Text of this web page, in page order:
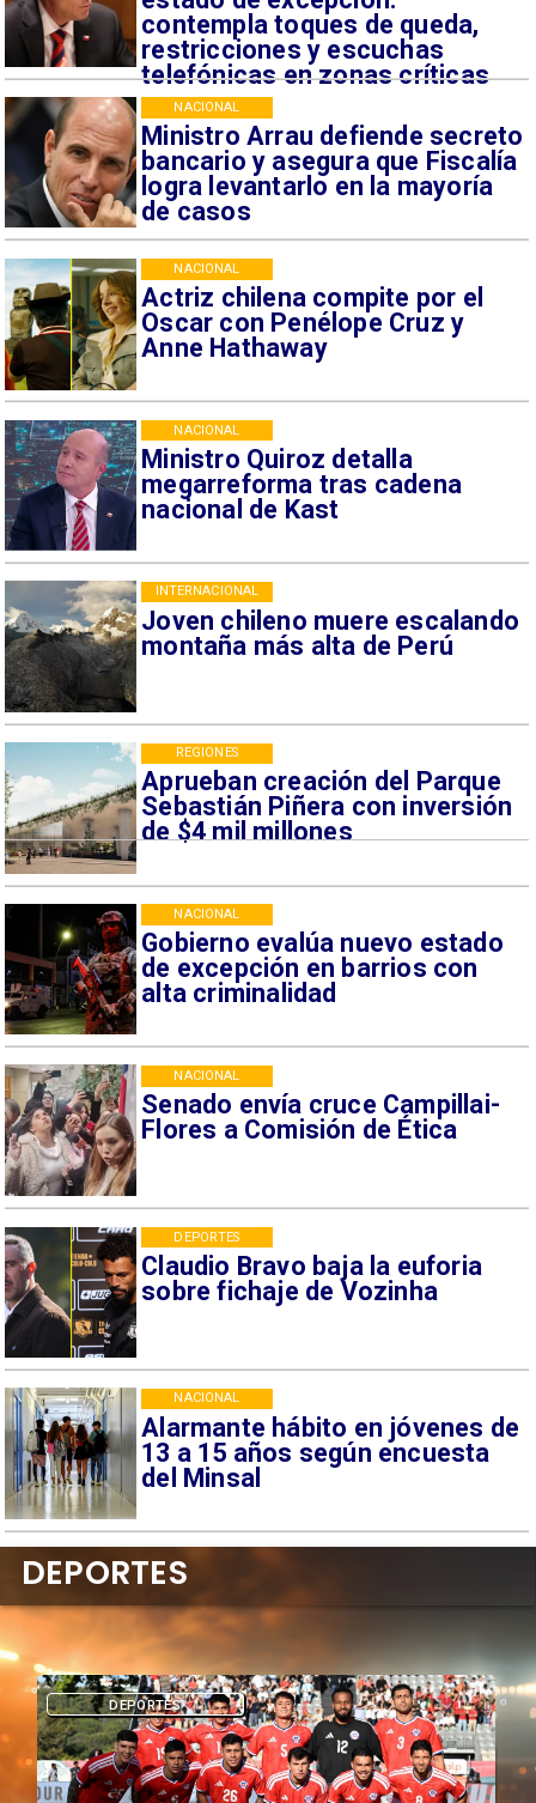
contempla toques de queda,
restricciones y escuchas
telefónicas en zonas críticas
Ministro Arrau defiende secreto
bancario y asegura que Fiscalía
logra levantarlo en la mayoría
de casos
NACIONAL
Actriz chilena compite por el
Oscar con Penélope Cruz y
Anne Hathaway
NACIONAL
Ministro Quiroz detalla
megarreforma tras cadena
nacional de Kast
NACIONAL
Joven chileno muere escalando
montaña más alta de Perú
INTERNACIONAL
Aprueban creación del Parque
Sebastián Piñera con inversión
de $4 mil millones
REGIONES
Gobierno evalúa nuevo estado
de excepción en barrios con
alta criminalidad
NACIONAL
Senado envía cruce Campillai-
Flores a Comisión de Ética
NACIONAL
Claudio Bravo baja la euforia
sobre fichaje de Vozinha
DEPORTES
Alarmante hábito en jóvenes de
13 a 15 años según encuesta
del Minsal
NACIONAL
DEPORTES
DEPORTES